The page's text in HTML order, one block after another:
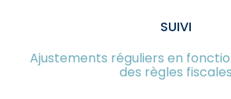
SUIVI
Ajustements réguliers en
des règles fiscales